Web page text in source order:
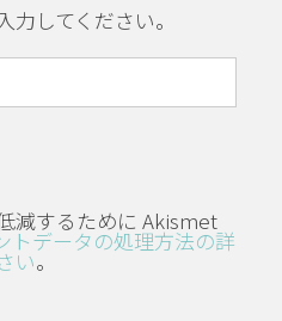
力してください。
減するために Akismet
トデータの処理方法の詳
い。